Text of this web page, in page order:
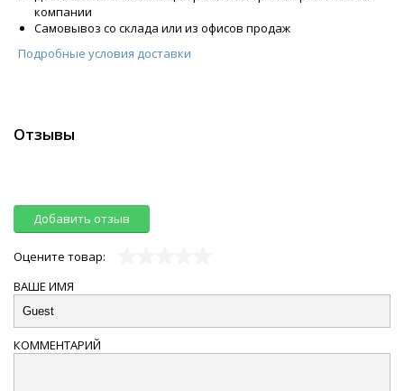
компании
Самовывоз со склада или из офисов продаж
Подробные условия доставки
Отзывы
Добавить отзыв
Оцените товар:
ВАШЕ ИМЯ
КОММЕНТАРИЙ